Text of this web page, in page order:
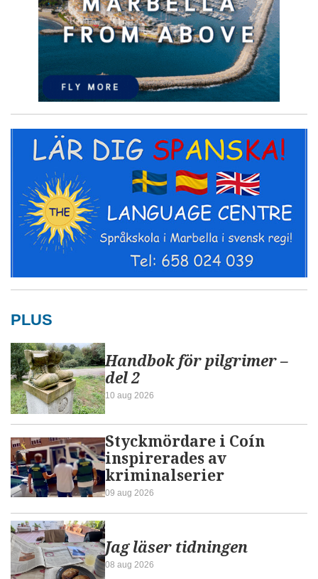
PLUS
Handbok för pilgrimer –
del 2
10 aug 2026
Styckmördare i Coín
inspirerades av
kriminalserier
09 aug 2026
Jag läser tidningen
08 aug 2026